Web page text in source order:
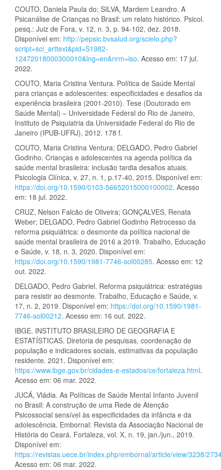
COUTO, Daniela Paula do; SILVA, Mardem Leandro. A
Psicanálise de Crianças no Brasil: um relato histórico. Psicol.
pesq.: Juiz de Fora, v. 12, n. 3, p. 94-102, dez. 2018.
Disponível em: http://pepsic.bvsalud.org/scielo.php?
script=sci_arttext&pid=S1982-
12472018000300010&lng=en&nrm=iso. Acesso em: 17 jul.
2022.
COUTO, Maria Cristina Ventura. Política de Saúde Mental
para crianças e adolescentes: especificidades e desafios da
experiência brasileira (2001-2010). Tese (Doutorado em
Saúde Mental) – Universidade Federal do Rio de Janeiro,
Instituto de Psiquiatria da Universidade Federal do Rio de
Janeiro (IPUB-UFRJ), 2012. 178 f.
COUTO, Maria Cristina Ventura; DELGADO, Pedro Gabriel
Godinho. Crianças e adolescentes na agenda política da
saúde mental brasileira: inclusão tardia desafios atuais.
Psicologia Clínica, v. 27, n. 1, p.17-40, 2015. Disponível em:
https://doi.org/10.1590/0103-56652015000100002. Acesso
em: 18 jul. 2022.
CRUZ, Nelson Falcão de Oliveira; GONÇALVES, Renata
Weber; DELGADO, Pedro Gabriel Godinho Retrocesso da
reforma psiquiátrica: o desmonte da política nacional de
saúde mental brasileira de 2016 a 2019. Trabalho, Educação
e Saúde, v. 18, n. 3, 2020. Disponível em:
https://doi.org/10.1590/1981-7746-sol00285. Acesso em: 12
out. 2022.
DELGADO, Pedro Gabriel. Reforma psiquiátrica: estratégias
para resistir ao desmonte. Trabalho, Educação e Saúde, v.
17, n. 2, 2019. Disponível em: https://doi.org/10.1590/1981-
7746-sol00212. Acesso em: 16 out. 2022.
IBGE. INSTITUTO BRASILEIRO DE GEOGRAFIA E
ESTATÍSTICAS. Diretoria de pesquisas, coordenação de
população e indicadores sociais, estimativas da população
residente. 2021. Disponível em:
https://www.ibge.gov.br/cidades-e-estados/ce/fortaleza.html.
Acesso em: 06 mar. 2022.
JUCÁ, Vládia. As Políticas de Saúde Mental Infanto Juvenil
no Brasil: A construção de uma Rede de Atenção
Psicossocial sensível às especificidades da infância e da
adolescência. Embornal: Revista da Associação Nacional de
História do Ceará. Fortaleza, vol. X, n. 19, jan./jun., 2019.
Disponível em:
https://revistas.uece.br/index.php/embornal/article/view/3238/
Acesso em: 06 mar. 2022.